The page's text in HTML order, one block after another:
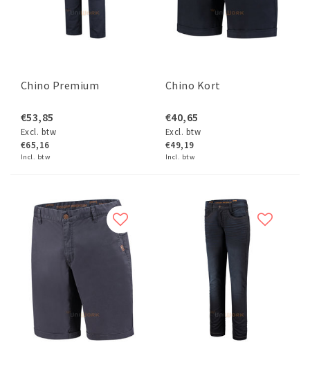
Chino Premium
€53,85
Excl. btw
€65,16
Incl. btw
Chino Kort
€40,65
Excl. btw
€49,19
Incl. btw